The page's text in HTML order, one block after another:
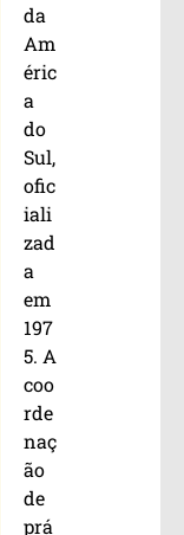
da
Am
éric
a
do
Sul,
ofic
iali
zad
a
em
197
5. A
coo
rde
naç
ão
de
prá